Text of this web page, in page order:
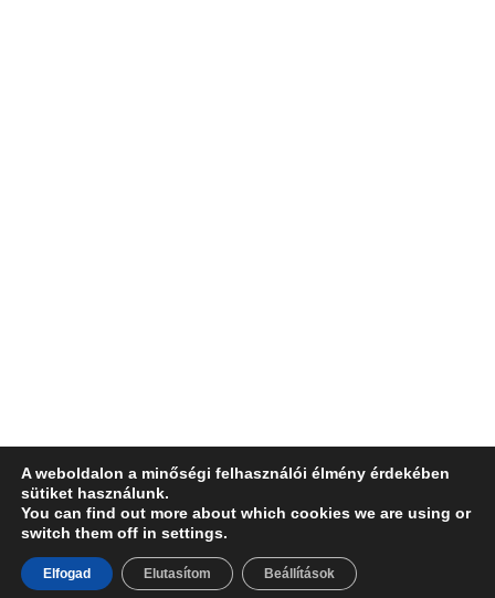
A weboldalon a minőségi felhasználói élmény érdekében
sütiket használunk.
You can find out more about which cookies we are using or
switch them off in settings.
Elfogad Elutasítom Beállítások